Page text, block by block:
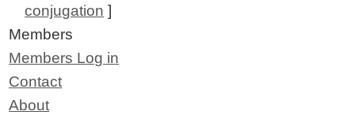
conjugation ]
Members
Members Log in
Contact
About